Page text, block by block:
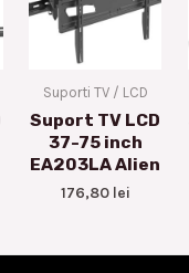
Suporti TV / LCD
Suport TV LCD
37-75 inch
EA203LA Alien
176,80 lei